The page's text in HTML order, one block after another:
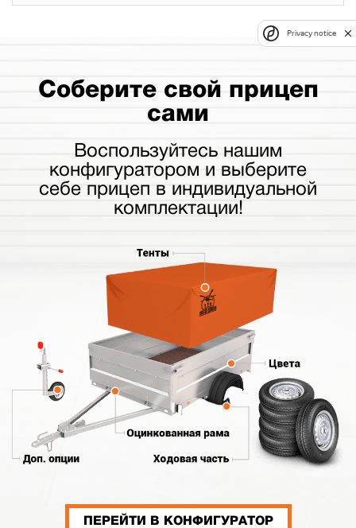
Соберите свой прицеп
сами
Воспользуйтесь нашим
конфигуратором и выберите
себе прицеп в индивидуальной
комплектации!
ПЕРЕЙТИ В КОНФИГУРАТОР
Privacy notice